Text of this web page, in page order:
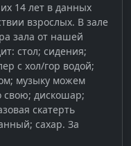
14 лет в данных
взрослых. В зале
зала от нашей
стол; сидения;
с хол/гор водой;
музыку можем
свою; дискошар;
скатерть
сахар. За